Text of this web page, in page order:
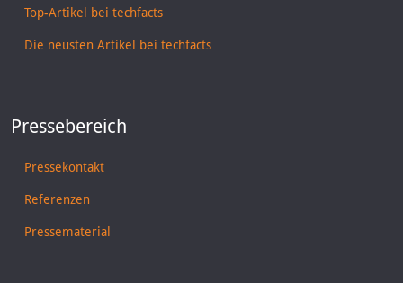
Top-Artikel bei techfacts
Die neusten Artikel bei techfacts
Pressebereich
Pressekontakt
Referenzen
Pressematerial